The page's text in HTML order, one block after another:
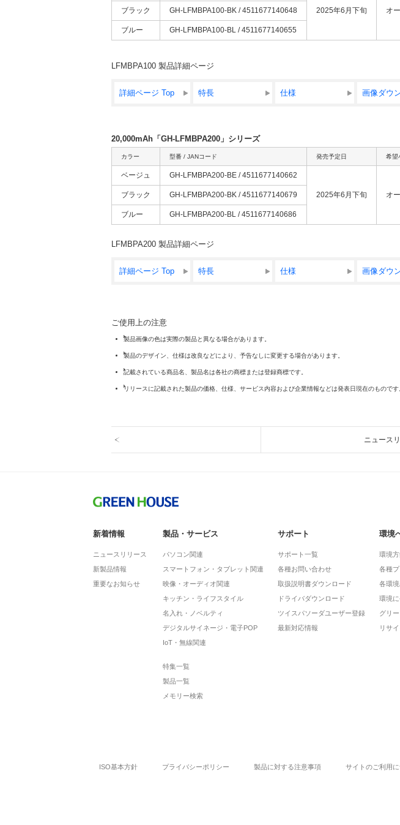
2025年6月下旬 オ
ブラック GH-LFMBPA100-BK / 4511677140648
ブルー GH-LFMBPA100-BL / 4511677140655
LFMBPA100 製品詳細ページ
詳細ページ Top 特長 仕様 画像ダウ
20,000mAh「GH-LFMBPA200」シリーズ
カラー 型番 / JANコード 発売予定日 希望
ベージュ GH-LFMBPA200-BE / 4511677140662
2025年6月下旬 オ
ブラック GH-LFMBPA200-BK / 4511677140679
ブルー GH-LFMBPA200-BL / 4511677140686
LFMBPA200 製品詳細ページ
詳細ページ Top 特長 仕様 画像ダウ
ご使用上の注意
製品画像の色は実際の製品と異なる場合があります。
製品のデザイン、仕様は改良などにより、予告なしに変更する場合があります。
記載されている商品名、製品名は各社の商標または登録商標です。
リリースに記載された製品の価格、仕様、サービス内容および企業情報などは発表日現在のものです
ニュース
新着情報
ニュースリリース
新製品情報
重要なお知らせ
製品・サービス
パソコン関連
スマートフォン・タブレット関連
映像・オーディオ関連
キッチン・ライフスタイル
名入れ・ノベルティ
デジタルサイネージ・電子POP
IoT・無線関連
特集一覧
製品一覧
メモリー検索
サポート
サポート一覧
各種お問い合わせ
取扱説明書ダウンロード
ドライバダウンロード
ツイスパソーダユーザー登録
最新対応情報
環境
環境
各種
各環
環境
グリ
リサ
ISO基本方針 プライバシーポリシー 製品に対する注意事項 サイトのご利用